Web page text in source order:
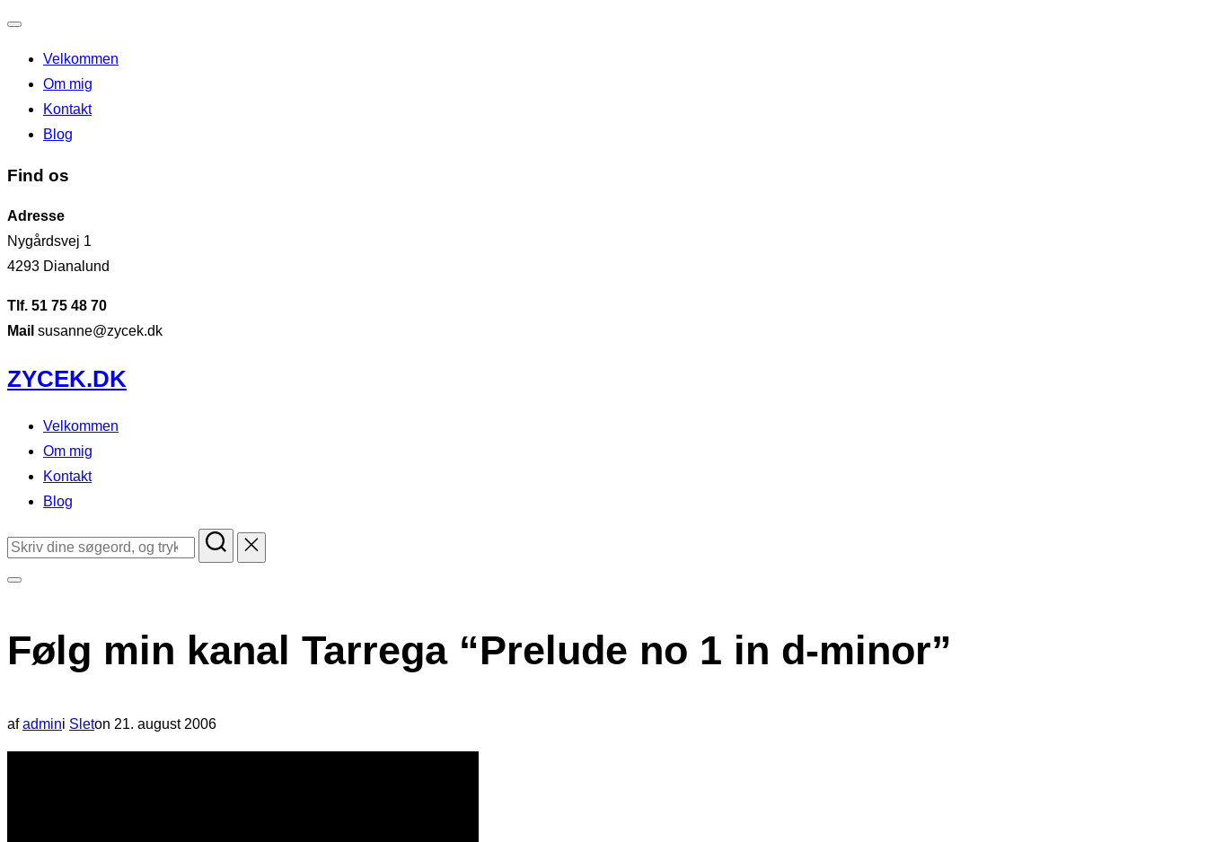
navigation
til/fra
Velkommen
Om mig
Kontakt
Blog
Find os
Adresse
Nygårdsvej 1
4293 Dianalund
Tlf. 51 75 48 70
Mail susanne@zycek.dk
Videre
til
indhold
ZYCEK.DK
Velkommen
Om mig
Kontakt
Blog
Søg
i
sidekolonne
Følg min kanal Tarrega “Prelude no 1 in d-minor”
afadmini Sleton Udgivet
d.
21. august 2006